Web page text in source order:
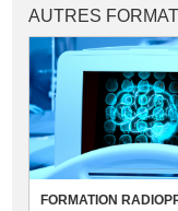
AUTRES
FORMATION